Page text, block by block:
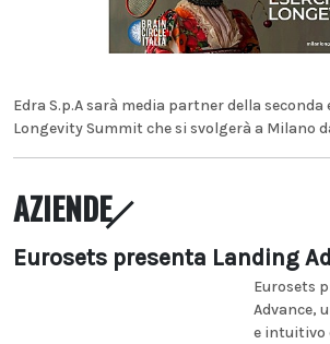
Edra S.p.A sarà media partner della seconda
Longevity Summit che si svolgerà a Milano
AZIENDE
Eurosets presenta Landing
Eurosets
Advance,
e intuitivo